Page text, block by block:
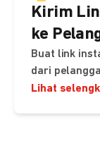
Kirim
ke
Buat link
dari
Lihat